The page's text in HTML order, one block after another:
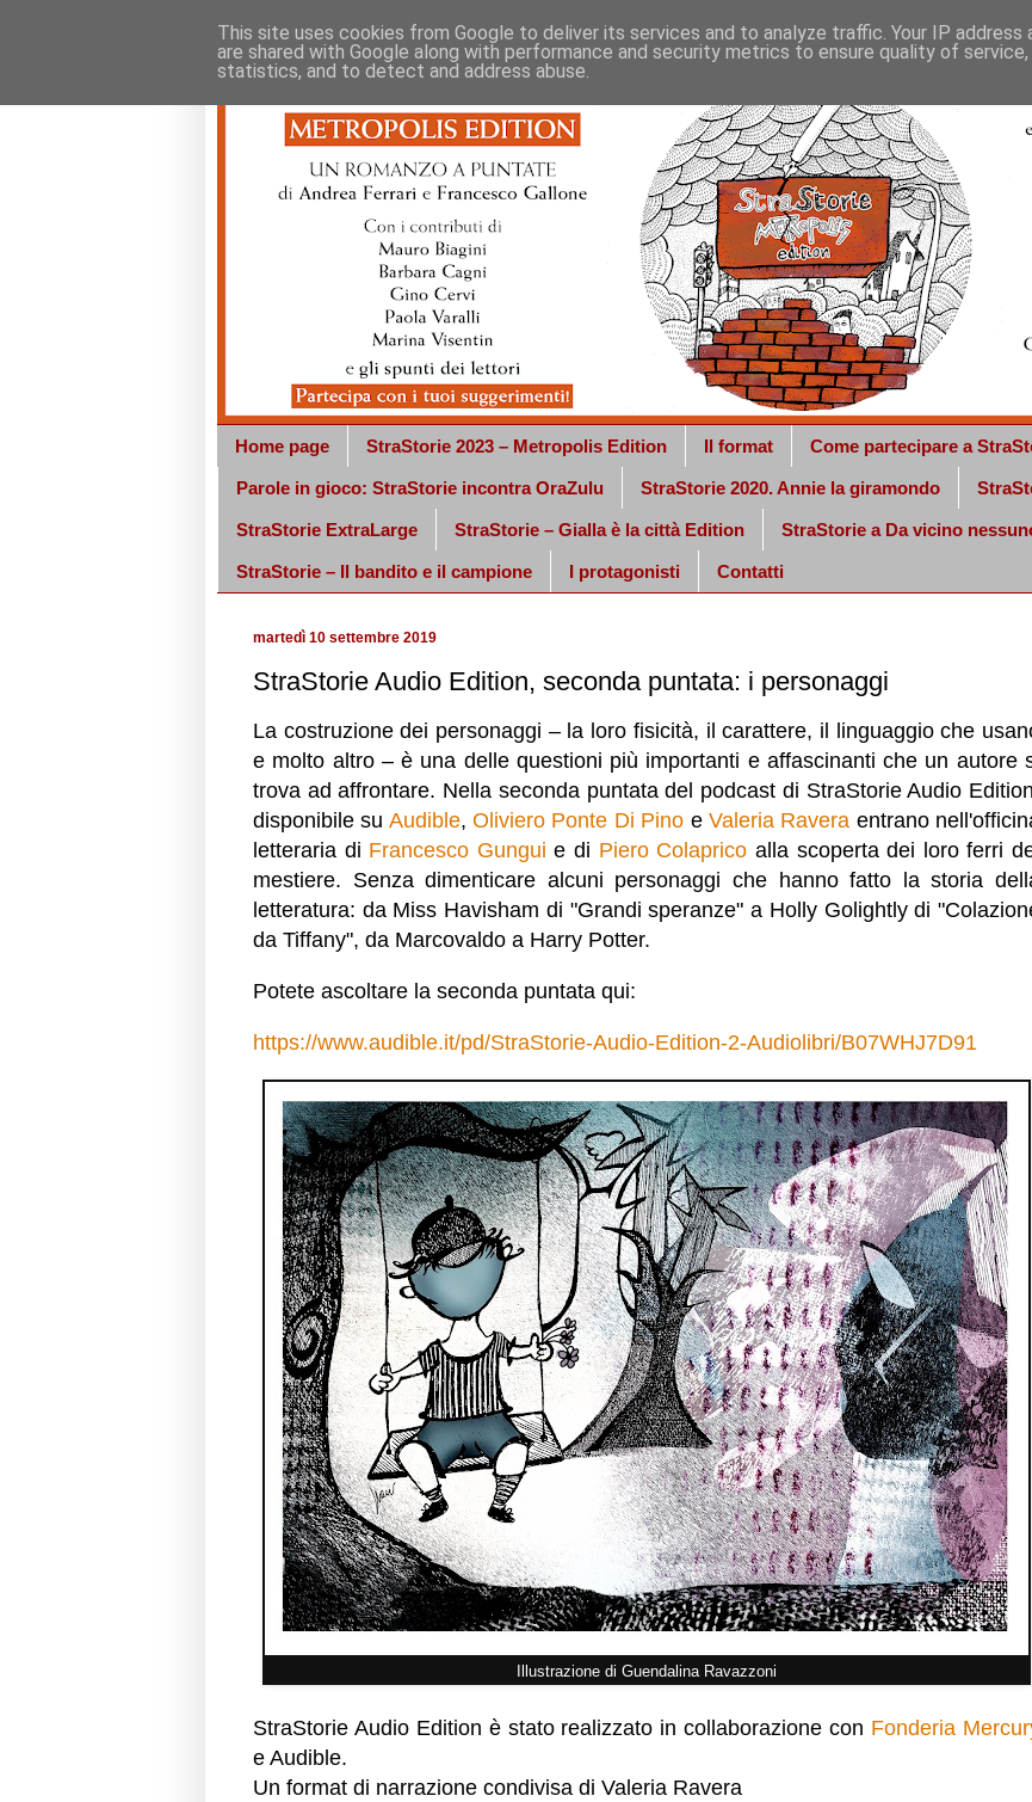
Home page StraStorie 2023 – Metropolis Edition Il format Come partecipare a
Parole in gioco: StraStorie incontra OraZulu StraStorie 2020. Annie la giramondo
StraStorie ExtraLarge StraStorie – Gialla è la città Edition StraStorie a Da vicino
StraStorie – Il bandito e il campione I protagonisti Contatti
martedì 10 settembre 2019
StraStorie Audio Edition, seconda puntata: i personaggi
La costruzione dei personaggi – la loro fisicità, il carattere, il linguaggio che
e molto altro – è una delle questioni più importanti e affascinanti che un autore
trova ad affrontare. Nella seconda puntata del podcast di StraStorie Audio
disponibile su Audible,Oliviero Ponte Di Pino e Valeria Ravera entrano
letteraria di Francesco Gungui e di Piero Colaprico alla scoperta dei loro ferri
mestiere. Senza dimenticare alcuni personaggi che hanno fatto la storia
letteratura: da Miss Havisham di "Grandi speranze" a Holly Golightly di
da Tiffany", da Marcovaldo a Harry Potter.
Potete ascoltare la seconda puntata qui:
https://www.audible.it/pd/StraStorie-Audio-Edition-2-Audiolibri/B07WHJ7D91
Illustrazione di Guendalina Ravazzoni
StraStorie Audio Edition è stato realizzato in collaborazione con Fonderia
e Audible.
Un format di narrazione condivisa di Valeria Ravera
This site uses cookies from Google to deliver its services and to analyze traffic. Your IP address
are shared with Google along with performance and security metrics to ensure quality of
statistics, and to detect and address abuse.